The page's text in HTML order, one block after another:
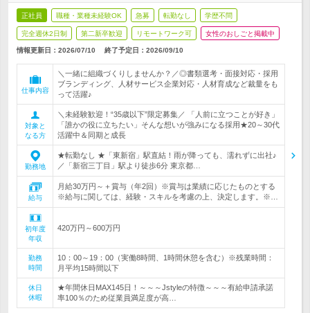
正社員 職種・業種未経験OK 急募 転勤なし 学歴不問
完全週休2日制 第二新卒歓迎 リモートワーク可 女性のおしごと掲載中
情報更新日：2026/07/10 終了予定日： 2026/09/10
仕事内容
＼一緒に組織づくりしませんか？／◎書類選考・面接対応・採用
ブランディング、人材サービス企業対応・人材育成など裁量をも
って活躍♪
対象と
なる方
＼未経験歓迎！“35歳以下”限定募集／ 「人前に立つことが好き」
「誰かの役に立ちたい」そんな想いが強みになる採用★20～30代
活躍中＆同期と成長
勤務地
★転勤なし ★「東新宿」駅直結！雨が降っても、濡れずに出社♪
／「新宿三丁目」駅より徒歩6分 東京都…
給与
月給30万円～＋賞与（年2回）※賞与は業績に応じたものとする
※給与に関しては、経験・スキルを考慮の上、決定します。※…
初年度
年収
420万円～600万円
勤務
時間
10：00～19：00（実働8時間、1時間休憩を含む）※残業時間：
月平均15時間以下
休日
休暇
★年間休日MAX145日！～～～Jstyleの特徴～～～有給申請承諾
率100％のため従業員満足度が高…